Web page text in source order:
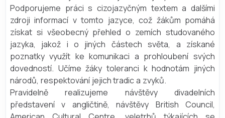
Podporujeme práci s cizojazyčným textem a dalšími
zdroji informací v tomto jazyce, což žákům pomáhá
získat si všeobecný přehled o zemích studovaného
jazyka, jakož i o jiných částech světa, a získané
poznatky využít ke komunikaci a prohloubení svých
dovedností. Učíme žáky toleranci k hodnotám jiných
národů, respektování jejich tradic a zvyků.
Pravidelně realizujeme návštěvy divadelních
představení v angličtině, návštěvy British Council,